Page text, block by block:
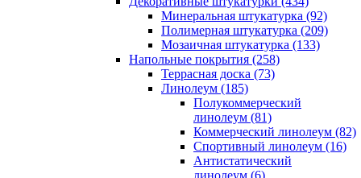
Минеральная штукатурка (92)
Полимерная штукатурка (209)
Мозаичная штукатурка (133)
Напольные покрытия (258)
Террасная доска (73)
Линолеум (185)
Полукоммерческий
линолеум (81)
Коммерческий линолеум (82)
Спортивный линолеум (16)
Антистатический
линолеум (6)